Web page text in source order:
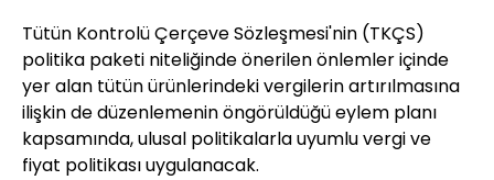
Tütün Kontrolü Çerçeve Sözleşmesi'nin (TKÇS)
politika paketi niteliğinde önerilen önlemler içinde
yer alan tütün ürünlerindeki vergilerin artırılmasına
ilişkin de düzenlemenin öngörüldüğü eylem planı
kapsamında, ulusal politikalarla uyumlu vergi ve
fiyat politikası uygulanacak.